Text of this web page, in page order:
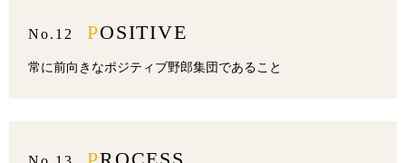
No.12 POSITIVE
常に前向きなポジティブ野郎集団であること